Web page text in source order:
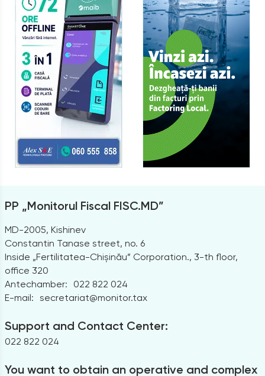
PP „Monitorul Fiscal FISC.MD”
MD-2005, Kishinev
Constantin Tanase street, no. 6
Inside „Fertilitatea-Chișinău” Corporation., 3-th floor,
office 320
Antechamber:
022 822 024
E-mail: secretariat@monitor.tax
Support and Contact Center:
022 822 024
You want to obtain an operative and complex